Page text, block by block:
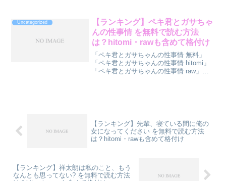
位方法無料度安全度🥇 1位DLsiteで...
Uncategorized
【ランキング】ペキ君とガサちゃ
んの性事情 を無料で読む方法
は？hitomi・rawも含めて格付け
「ペキ君とガサちゃんの性事情 無料」
「ペキ君とガサちゃんの性事情 hitomi」
「ペキ君とガサちゃんの性事情 raw」で
【ランキング】先輩、寝ている間に俺の
女になってください を無料で読む方法
は？hitomi・rawも含めて格付け
【ランキング】祥太朗は私のこと、もう
なんとも思ってない? を無料で読む方法